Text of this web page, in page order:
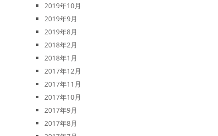
2019年10月
2019年9月
2019年8月
2018年2月
2018年1月
2017年12月
2017年11月
2017年10月
2017年9月
2017年8月